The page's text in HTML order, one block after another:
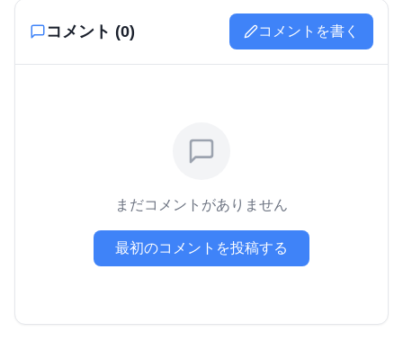
コメント (0) コメントを書く
まだコメントがありません
最初のコメントを投稿する